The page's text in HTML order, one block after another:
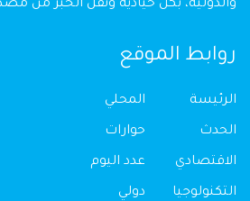
والدولية، بكل حيادية ونقل الخبر من
روابط الموقع
الرئيسة
الحدث
الاقتصادي
التكنولوجيا
المحلي
حوارات
عدد اليوم
دولي